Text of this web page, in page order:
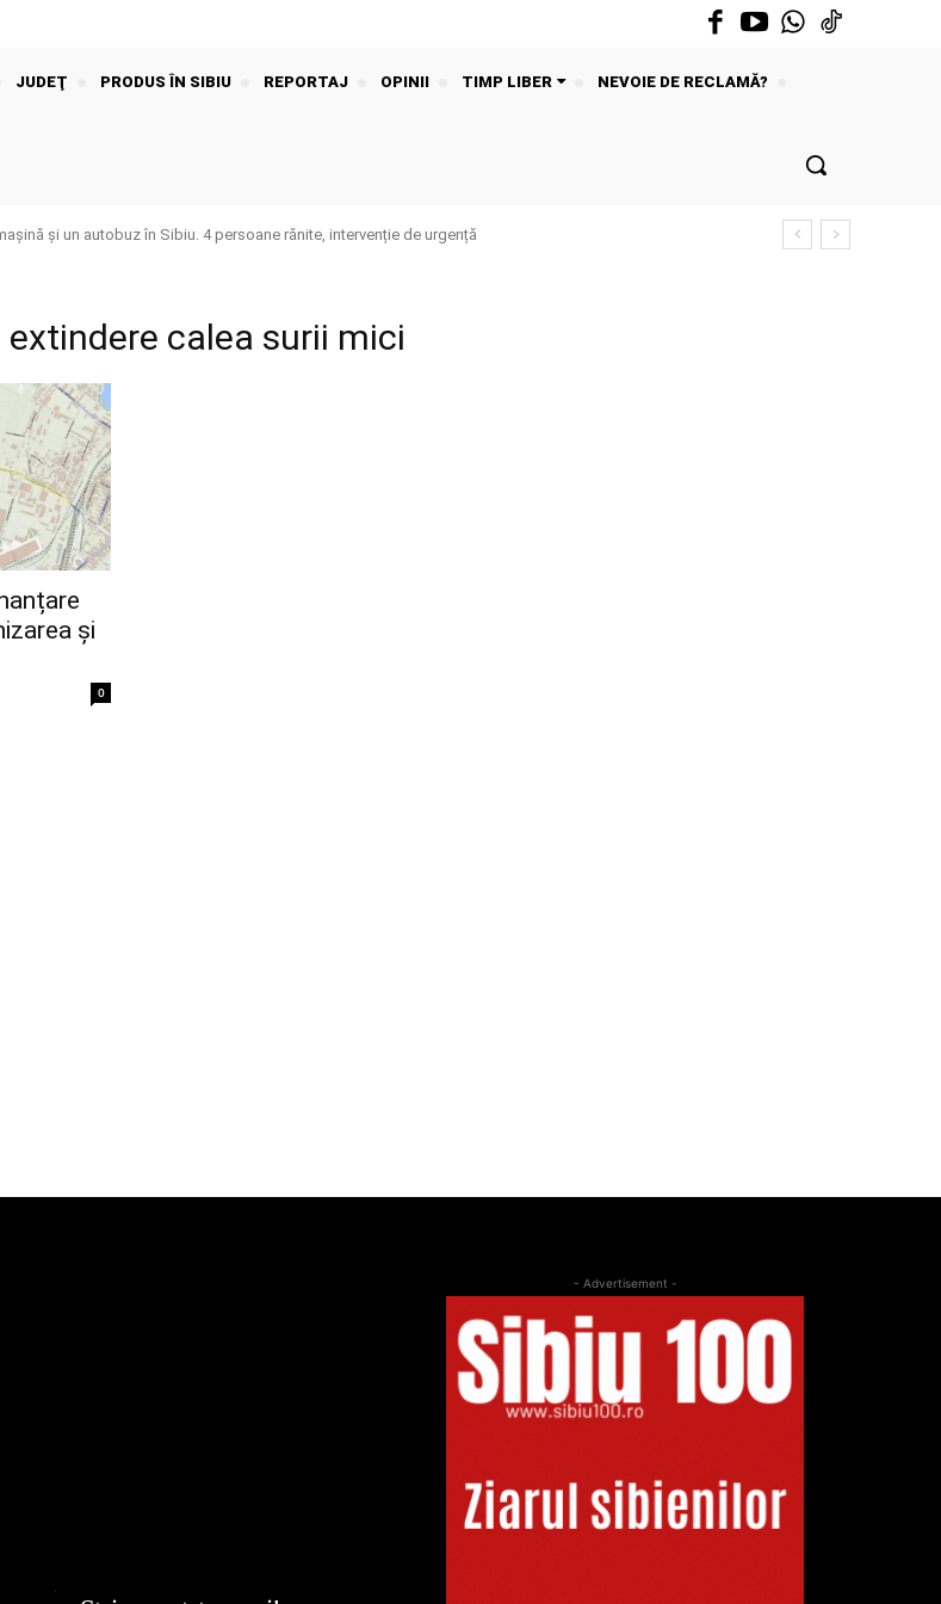
JUDEŢ PRODUS ÎN SIBIU REPORTAJ OPINII TIMP LIBER
NEVOIE DE RECLAMĂ?
și un autobuz în Sibiu. 4 persoane rănite, intervenție de urgență
calea surii mici
și
0
- Advertisement -